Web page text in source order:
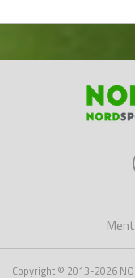
Copyright © 2013-2026